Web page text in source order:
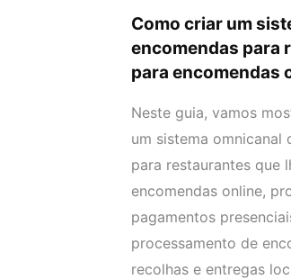
Como criar um
encomendas para
para encomendas
Neste guia, vamos
um sistema omnicanal
para restaurantes que
encomendas online,
pagamentos
processamento de
recolhas e entregas
para
encomendas
online
internas